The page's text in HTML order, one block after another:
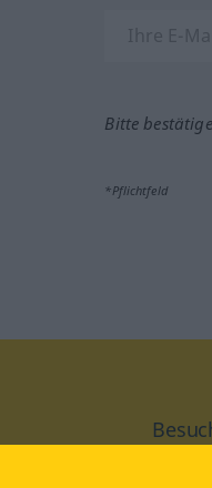
Bitte
*Pflichtfeld